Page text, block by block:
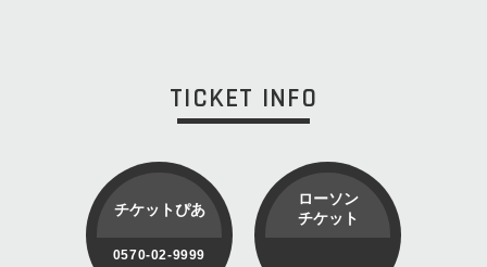
TICKET INFO
チケットぴあ
0570-02-9999
ローソン
チケット